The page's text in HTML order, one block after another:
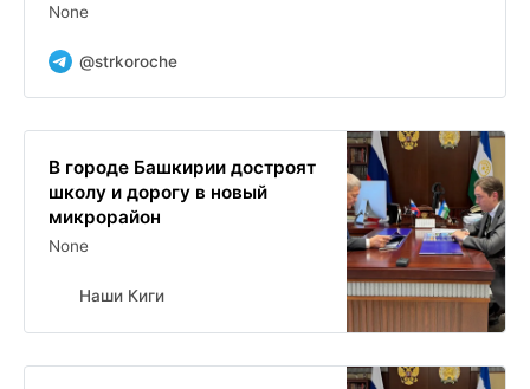
None
@strkoroche
В городе Башкирии достроят
школу и дорогу в новый
микрорайон
None
Наши Киги